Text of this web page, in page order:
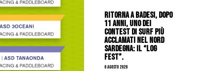
Ritorna a Badesi, dopo
11 anni, uno dei
contest di surf più
acclamati nel nord
Sardegna: il “Log
Fest”.
6 Agosto 2026